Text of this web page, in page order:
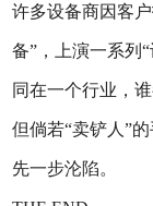
许多设备商因客
备”，上演一系列“
同在一个行业，
但倘若“卖铲人”
先一步沦陷。